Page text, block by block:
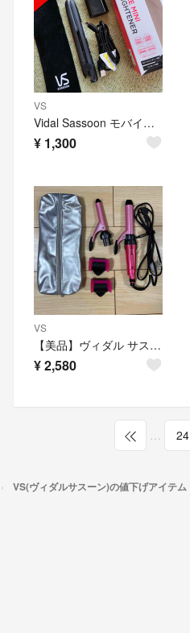
VS
Vidal Sassoon モバイルストレートアイロン VSI-1050/KJ
¥ 1,300
VS
【美品】ヴィダル サスーン ヘアアイロン ピンクシリーズ 4WAY
¥2,580
24
VS(ヴィダルサスーン)の値下げアイテム